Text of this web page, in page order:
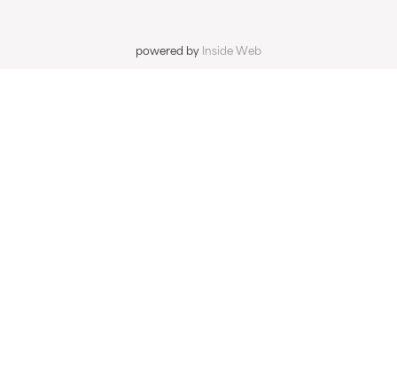
powered by Inside Web